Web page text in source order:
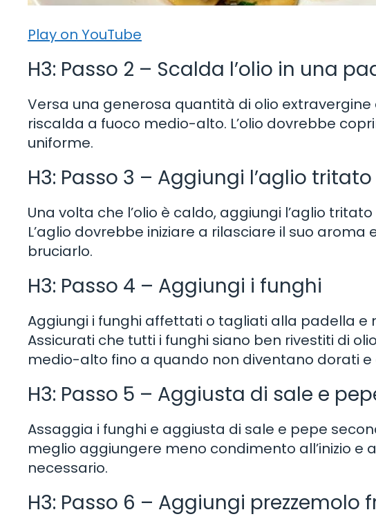
Play on YouTube
H3: Passo 2 – Scalda l’olio in una
Versa una generosa quantità di olio
riscalda a fuoco medio-alto. L’olio dovrebbe
uniforme.
H3: Passo 3 – Aggiungi l’aglio tritato
Una volta che l’olio è caldo, aggiungi l’aglio
L’aglio dovrebbe iniziare a rilasciare il suo
bruciarlo.
H3: Passo 4 – Aggiungi i funghi
Aggiungi i funghi affettati o tagliati alla padella e
Assicurati che tutti i funghi siano ben rivestiti di
medio-alto fino a quando non diventano dorati e
H3: Passo 5 – Aggiusta di sale e
Assaggia i funghi e aggiusta di sale e pepe
meglio aggiungere meno condimento all’inizio e
necessario.
H3: Passo 6 – Aggiungi prezzemolo